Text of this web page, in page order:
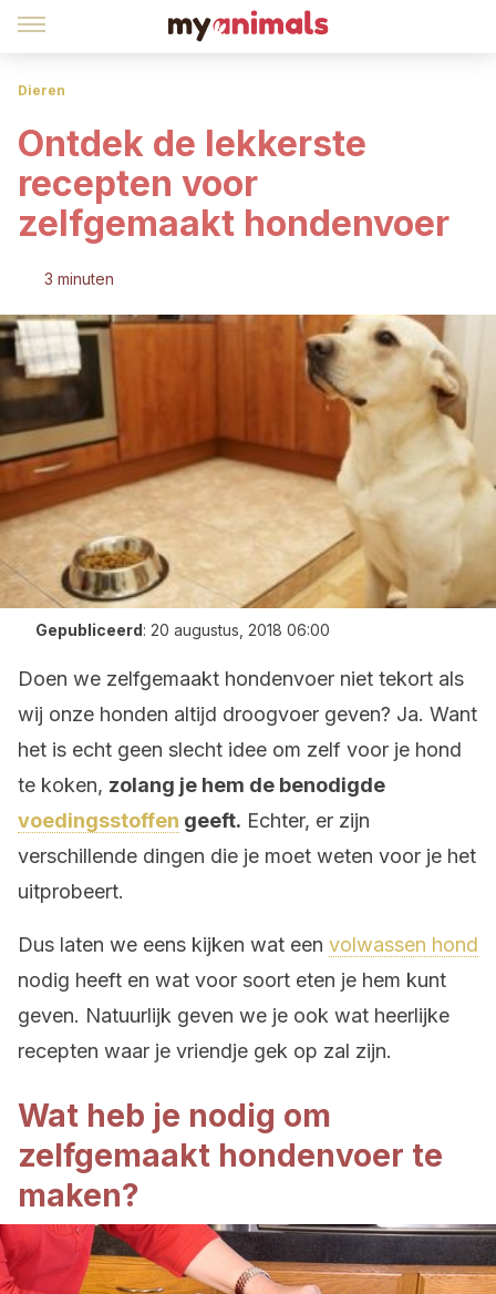
Dieren
Ontdek de lekkerste
recepten voor
zelfgemaakt hondenvoer
3 minuten
Gepubliceerd: 20 augustus, 2018 06:00
Doen we zelfgemaakt hondenvoer niet tekort als
wij onze honden altijd droogvoer geven? Ja. Want
het is echt geen slecht idee om zelf voor je hond
te koken, zolang je hem de benodigde
voedingsstoffen geeft. Echter, er zijn
verschillende dingen die je moet weten voor je het
uitprobeert.
Dus laten we eens kijken wat een volwassen hond
nodig heeft en wat voor soort eten je hem kunt
geven. Natuurlijk geven we je ook wat heerlijke
recepten waar je vriendje gek op zal zijn.
Wat heb je nodig om
zelfgemaakt hondenvoer te
maken?